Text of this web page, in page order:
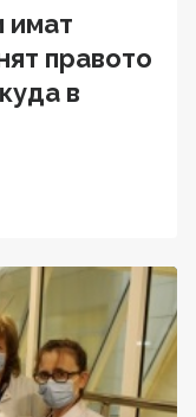
имат
правото
в